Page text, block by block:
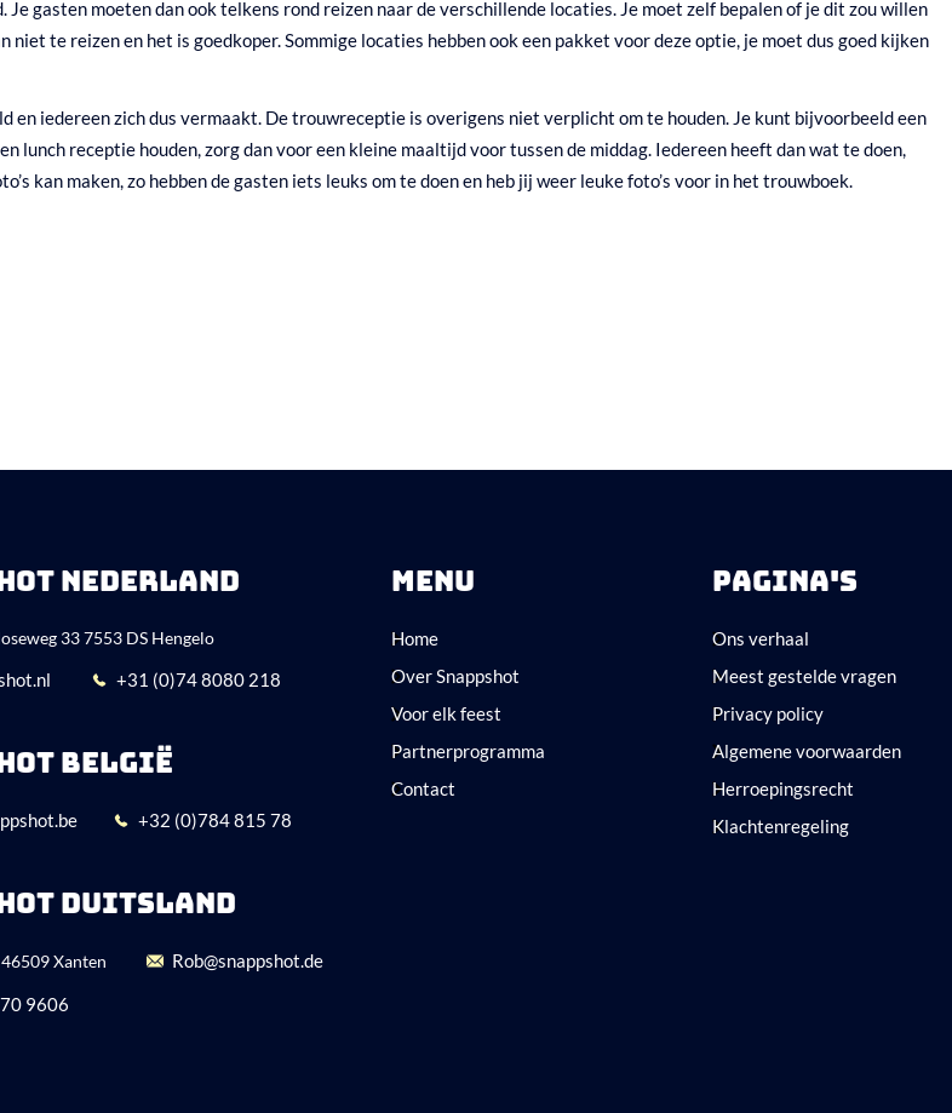
gasten moeten dan ook telkens rond reizen naar de verschillende locaties. Je moet zelf bepalen of je dit zou willen
te reizen en het is goedkoper. Sommige locaties hebben ook een pakket voor deze optie, je moet dus goed kijken
en iedereen zich dus vermaakt. De trouwreceptie is overigens niet verplicht om te houden. Je kunt bijvoorbeeld een
lunch receptie houden, zorg dan voor een kleine maaltijd voor tussen de middag. Iedereen heeft dan wat te doen,
kan maken, zo hebben de gasten iets leuks om te doen en heb jij weer leuke foto’s voor in het trouwboek.
NEDERLAND
33 7553 DS Hengelo
+31 (0)74 8080 218
BELGIË
+32 (0)784 815 78
DUITSLAND
Xanten
Rob@snappshot.de
9606
MENU
Home
Over Snappshot
Voor elk feest
Partnerprogramma
Contact
PAGINA'S
Ons verhaal
Meest gestelde vragen
Privacy policy
Algemene voorwaarden
Herroepingsrecht
Klachtenregeling